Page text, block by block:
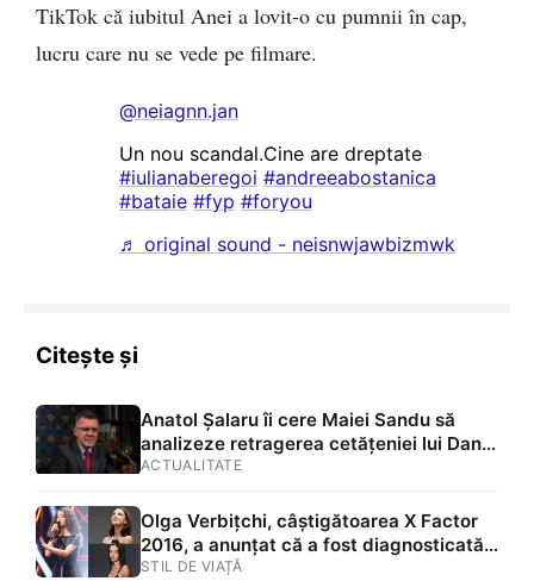
TikTok că iubitul Anei a lovit-o cu pumnii în cap,
lucru care nu se vede pe filmare.
@neiagnn.jan
Un nou scandal.Cine are dreptate
#iulianaberegoi #andreeabostanica
#bataie #fyp #foryou
♬ original sound - neisnwjawbizmwk
Citește și
Anatol Șalaru îi cere Maiei Sandu să
analizeze retragerea cetățeniei lui Dan
Dungaciu. Disputa a pornit de la
ACTUALITATE
Olga Verbițchi, câștigătoarea X Factor
2016, a anunțat că a fost diagnosticată
cu cancer la sân înainte de nuntă
STIL DE VIAȚĂ